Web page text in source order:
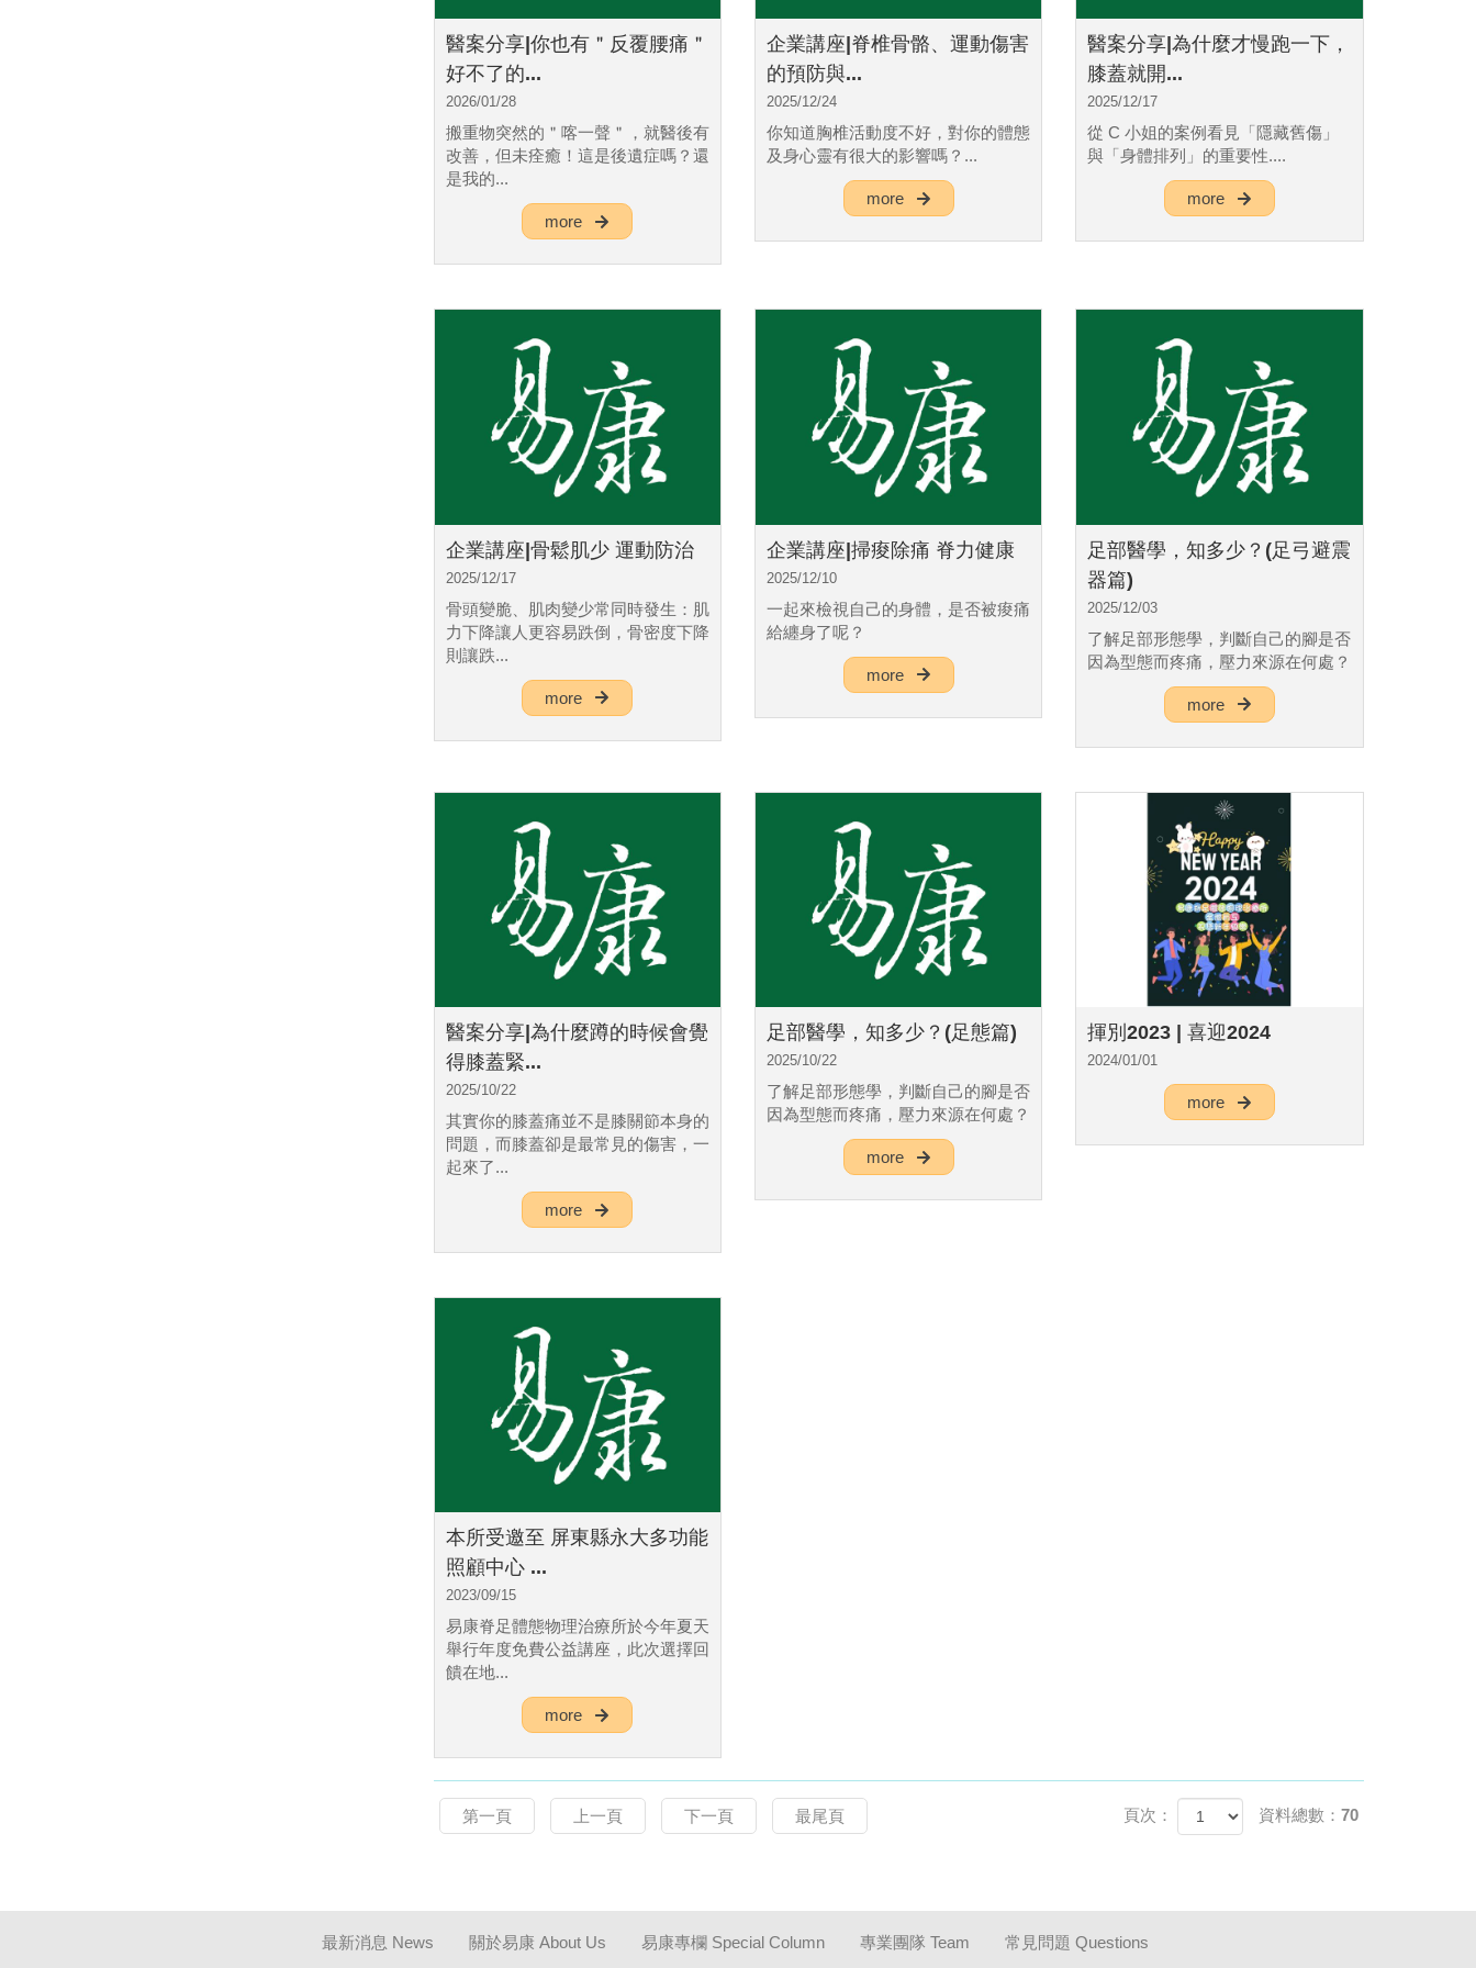
醫案分享|你也有＂反覆腰痛＂
好不了的...
2026/01/28
搬重物突然的＂喀一聲＂，就醫後有
改善，但未痊癒！這是後遺症嗎？還
是我的...
more
企業講座|脊椎骨骼、運動傷害
的預防與...
2025/12/24
你知道胸椎活動度不好，對你的體態
及身心靈有很大的影響嗎？...
more
醫案分享|為什麼才慢跑一下，
膝蓋就開...
2025/12/17
從 C 小姐的案例看見「隱藏舊傷」
與「身體排列」的重要性....
more
企業講座|骨鬆肌少 運動防治
2025/12/17
骨頭變脆、肌肉變少常同時發生：肌
力下降讓人更容易跌倒，骨密度下降
則讓跌...
more
企業講座|掃痠除痛 脊力健康
2025/12/10
一起來檢視自己的身體，是否被痠痛
給纏身了呢？
more
足部醫學，知多少？(足弓避震
器篇)
2025/12/03
了解足部形態學，判斷自己的腳是否
因為型態而疼痛，壓力來源在何處？
more
醫案分享|為什麼蹲的時候會覺
得膝蓋緊...
2025/10/22
其實你的膝蓋痛並不是膝關節本身的
問題，而膝蓋卻是最常見的傷害，一
起來了...
more
足部醫學，知多少？(足態篇)
2025/10/22
了解足部形態學，判斷自己的腳是否
因為型態而疼痛，壓力來源在何處？
more
揮別2023 | 喜迎2024
2024/01/01
more
本所受邀至 屏東縣永大多功能
照顧中心 ...
2023/09/15
易康脊足體態物理治療所於今年夏天
舉行年度免費公益講座，此次選擇回
饋在地...
more
第一頁 上一頁 下一頁 最尾頁 頁次： 資料總數：70
最新消息 News 關於易康 About Us 易康專欄 Special Column 專業團隊 Team 常見問題 Questions